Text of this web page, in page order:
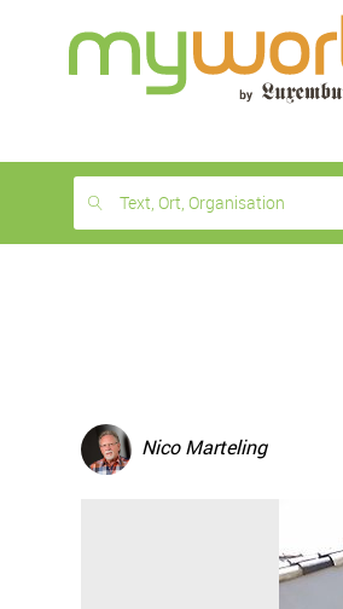
month
free
Text, Ort, Organisation
Nico Marteling